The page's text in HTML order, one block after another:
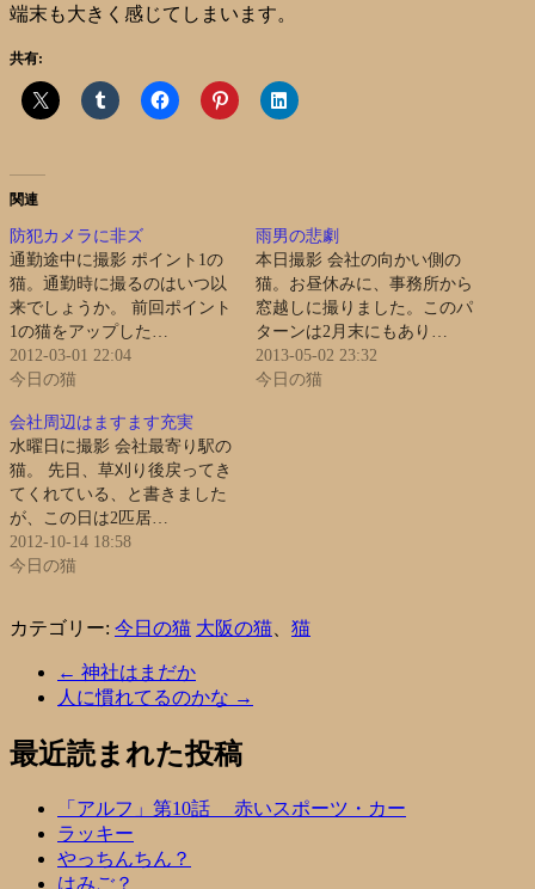
端末も大きく感じてしまいます。
共有:
関連
防犯カメラに非ズ
通勤途中に撮影 ポイント1の
猫。通勤時に撮るのはいつ以
来でしょうか。 前回ポイント
1の猫をアップした…
2012-03-01 22:04
今日の猫
雨男の悲劇
本日撮影 会社の向かい側の
猫。お昼休みに、事務所から
窓越しに撮りました。このパ
ターンは2月末にもあり…
2013-05-02 23:32
今日の猫
会社周辺はますます充実
水曜日に撮影 会社最寄り駅の
猫。 先日、草刈り後戻ってき
てくれている、と書きました
が、この日は2匹居…
2012-10-14 18:58
今日の猫
カテゴリー: 今日の猫 大阪の猫 猫
← 神社はまだか
人に慣れてるのかな →
最近読まれた投稿
「アルフ」第10話 赤いスポーツ・カー
ラッキー
やっちんちん？
はみご？